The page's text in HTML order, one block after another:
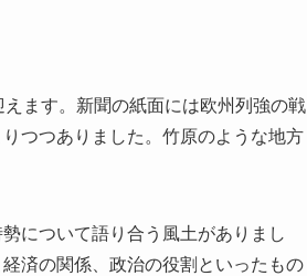
ます。新聞の紙面には欧州列強の戦
つつありました。竹原のような地方
について語り合う風土がありまし
済の関係、政治の役割といったもの